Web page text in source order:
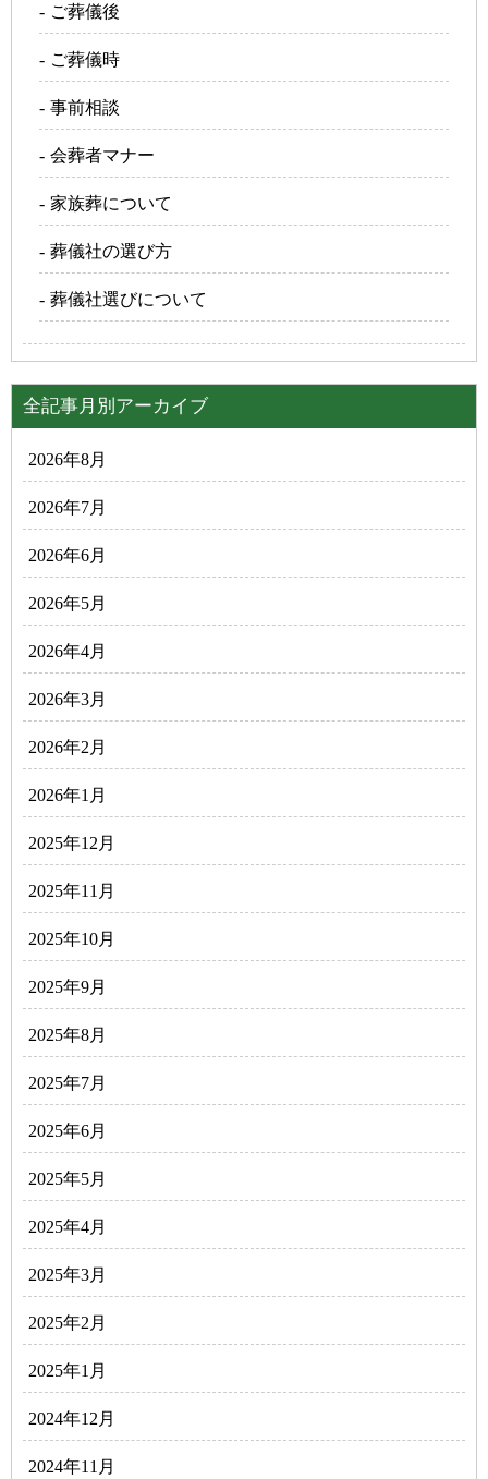
ご葬儀後
ご葬儀時
事前相談
会葬者マナー
家族葬について
葬儀社の選び方
葬儀社選びについて
全記事月別アーカイブ
2026年8月
2026年7月
2026年6月
2026年5月
2026年4月
2026年3月
2026年2月
2026年1月
2025年12月
2025年11月
2025年10月
2025年9月
2025年8月
2025年7月
2025年6月
2025年5月
2025年4月
2025年3月
2025年2月
2025年1月
2024年12月
2024年11月